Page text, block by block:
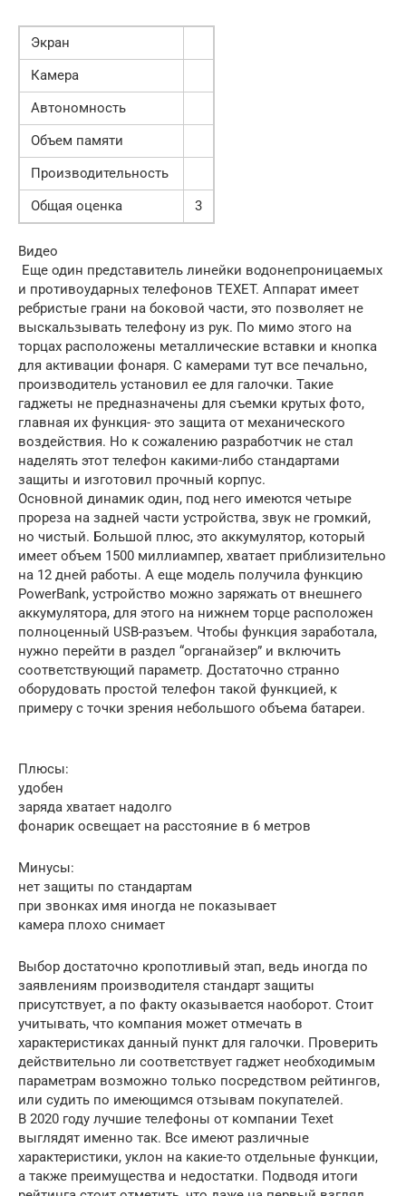
Экран
Камера
Автономность
Объем памяти
Производительность
Общая оценка
3
Видео
Еще один представитель линейки водонепроницаемых
и противоударных телефонов TEXET. Аппарат имеет
ребристые грани на боковой части, это позволяет не
выскальзывать телефону из рук. По мимо этого на
торцах расположены металлические вставки и кнопка
для активации фонаря. С камерами тут все печально,
производитель установил ее для галочки. Такие
гаджеты не предназначены для съемки крутых фото,
главная их функция- это защита от механического
воздействия. Но к сожалению разработчик не стал
наделять этот телефон какими-либо стандартами
защиты и изготовил прочный корпус.
Основной динамик один, под него имеются четыре
прореза на задней части устройства, звук не громкий,
но чистый. Большой плюс, это аккумулятор, который
имеет объем 1500 миллиампер, хватает приблизительно
на 12 дней работы. А еще модель получила функцию
PowerBank, устройство можно заряжать от внешнего
аккумулятора, для этого на нижнем торце расположен
полноценный USB-разъем. Чтобы функция заработала,
нужно перейти в раздел “органайзер” и включить
соответствующий параметр. Достаточно странно
оборудовать простой телефон такой функцией, к
примеру с точки зрения небольшого объема батареи.
Плюсы:
удобен
заряда хватает надолго
фонарик освещает на расстояние в 6 метров
Минусы:
нет защиты по стандартам
при звонках имя иногда не показывает
камера плохо снимает
Выбор достаточно кропотливый этап, ведь иногда по
заявлениям производителя стандарт защиты
присутствует, а по факту оказывается наоборот. Стоит
учитывать, что компания может отмечать в
характеристиках данный пункт для галочки. Проверить
действительно ли соответствует гаджет необходимым
параметрам возможно только посредством рейтингов,
или судить по имеющимся отзывам покупателей.
В 2020 году лучшие телефоны от компании Texet
выглядят именно так. Все имеют различные
характеристики, уклон на какие-то отдельные функции,
а также преимущества и недостатки. Подводя итоги